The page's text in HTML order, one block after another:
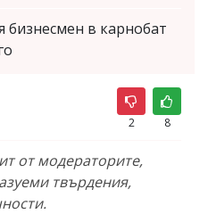
бизнесмен в карнобат
2 8
от модераторите,
твърдения,